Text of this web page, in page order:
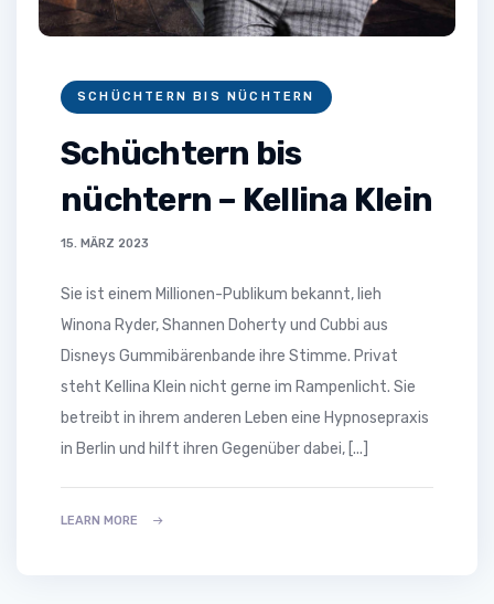
SCHÜCHTERN BIS NÜCHTERN
Schüchtern bis
nüchtern – Kellina Klein
15. MÄRZ 2023
Sie ist einem Millionen-Publikum bekannt, lieh
Winona Ryder, Shannen Doherty und Cubbi aus
Disneys Gummibärenbande ihre Stimme. Privat
steht Kellina Klein nicht gerne im Rampenlicht. Sie
betreibt in ihrem anderen Leben eine Hypnosepraxis
in Berlin und hilft ihren Gegenüber dabei, [...]
LEARN MORE